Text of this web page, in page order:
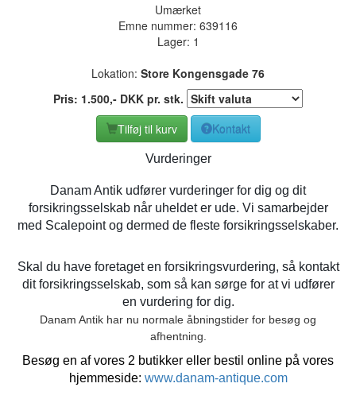
Umærket
Emne nummer: 639116
Lager: 1
Lokation: Store Kongensgade 76
Pris: 1.500,- DKK pr. stk.
Tilføj til kurv
Kontakt
Vurderinger
Danam Antik udfører vurderinger for dig og dit
forsikringsselskab når uheldet er ude. Vi samarbejder
med Scalepoint og dermed de fleste forsikringsselskaber.
Skal du have foretaget en forsikringsvurdering, så kontakt
dit forsikringsselskab, som så kan sørge for at vi udfører
en vurdering for dig.
Danam Antik har nu normale åbningstider for besøg og
afhentning.
Besøg en af vores 2 butikker eller bestil online på vores
hjemmeside: www.danam-antique.com